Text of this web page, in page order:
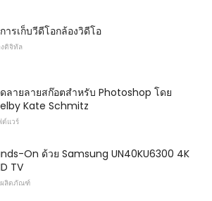
ารเก็บวีดีโอกล้องวิดีโอ
ดิจิทัล
ลายลายสก๊อตสำหรับ Photoshop โดย
Kate Schmitz
แวร์
On ด้วย Samsung UN40KU6300 4K
TV
ผลิตภัณฑ์